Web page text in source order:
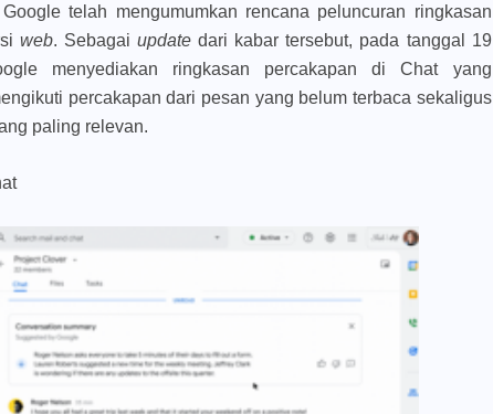
telah mengumumkan rencana peluncuran ringkasan
web. Sebagaiupdatedari kabar tersebut, pada tanggal 19
menyediakan ringkasan percakapan di Chat yang
percakapan dari pesan yang belum terbaca sekaligus
paling relevan.